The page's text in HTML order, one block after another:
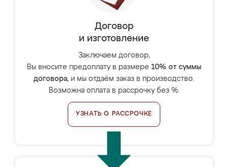
Договор
и изготовление
Заключаем договор,
Вы вносите предоплату в размере 10% от суммы
договора, и мы отдаём заказ в производство.
Возможна оплата в рассрочку без %.
УЗНАТЬ О РАССРОЧКЕ